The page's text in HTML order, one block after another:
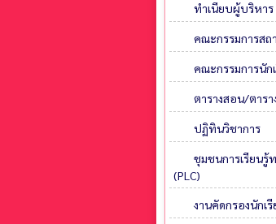
ทำเนียบผู้บริหาร
คณะกรรมการสถ
คณะกรรมการนัก
ตารางสอน/ตารา
ปฏิทินวิชาการ
ชุมชนการเรียนรู้
(PLC)
งานคัดกรองนักเ